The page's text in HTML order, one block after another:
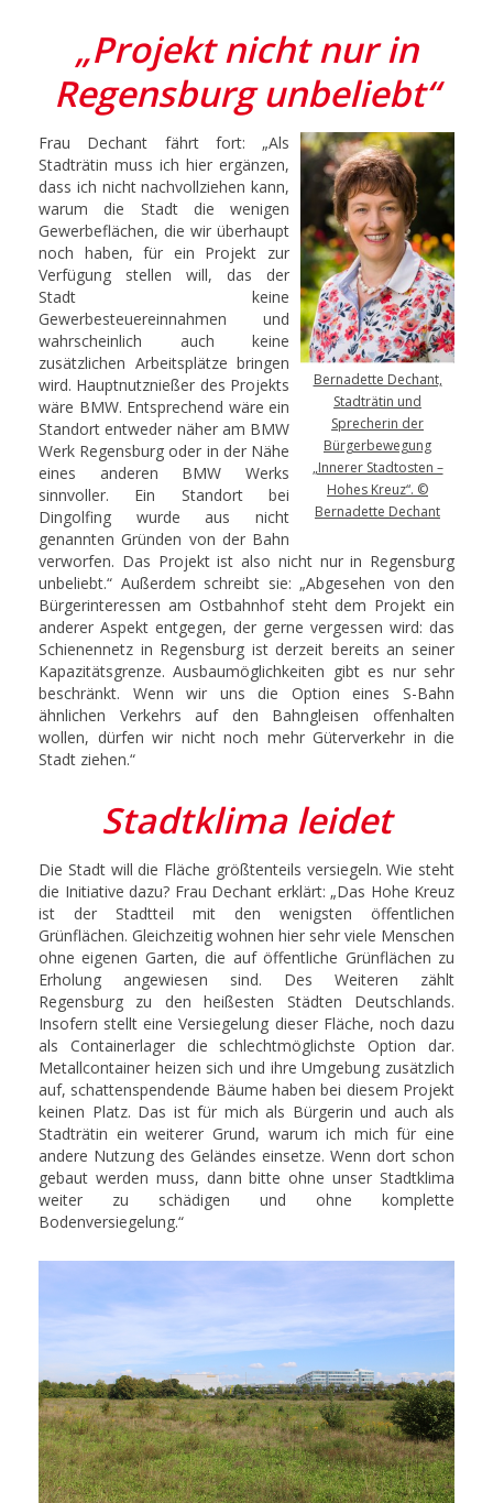
„Projekt nicht nur in
Regensburg unbeliebt“
Bernadette Dechant,
Stadträtin und
Sprecherin der
Bürgerbewegung
„Innerer Stadtosten –
Hohes Kreuz“. ©
Bernadette Dechant
Frau Dechant fährt fort: „Als
Stadträtin muss ich hier ergänzen,
dass ich nicht nachvollziehen kann,
warum die Stadt die wenigen
Gewerbeflächen, die wir überhaupt
noch haben, für ein Projekt zur
Verfügung stellen will, das der
Stadt keine
Gewerbesteuereinnahmen und
wahrscheinlich auch keine
zusätzlichen Arbeitsplätze bringen
wird. Hauptnutznießer des Projekts
wäre BMW. Entsprechend wäre ein
Standort entweder näher am BMW
Werk Regensburg oder in der Nähe
eines anderen BMW Werks
sinnvoller. Ein Standort bei
Dingolfing wurde aus nicht
genannten Gründen von der Bahn
verworfen. Das Projekt ist also nicht nur in Regensburg
unbeliebt.“ Außerdem schreibt sie: „Abgesehen von den
Bürgerinteressen am Ostbahnhof steht dem Projekt ein
anderer Aspekt entgegen, der gerne vergessen wird: das
Schienennetz in Regensburg ist derzeit bereits an seiner
Kapazitätsgrenze. Ausbaumöglichkeiten gibt es nur sehr
beschränkt. Wenn wir uns die Option eines S-Bahn
ähnlichen Verkehrs auf den Bahngleisen offenhalten
wollen, dürfen wir nicht noch mehr Güterverkehr in die
Stadt ziehen.“
Stadtklima leidet
Die Stadt will die Fläche größtenteils versiegeln. Wie steht
die Initiative dazu? Frau Dechant erklärt: „Das Hohe Kreuz
ist der Stadtteil mit den wenigsten öffentlichen
Grünflächen. Gleichzeitig wohnen hier sehr viele Menschen
ohne eigenen Garten, die auf öffentliche Grünflächen zu
Erholung angewiesen sind. Des Weiteren zählt
Regensburg zu den heißesten Städten Deutschlands.
Insofern stellt eine Versiegelung dieser Fläche, noch dazu
als Containerlager die schlechtmöglichste Option dar.
Metallcontainer heizen sich und ihre Umgebung zusätzlich
auf, schattenspendende Bäume haben bei diesem Projekt
keinen Platz. Das ist für mich als Bürgerin und auch als
Stadträtin ein weiterer Grund, warum ich mich für eine
andere Nutzung des Geländes einsetze. Wenn dort schon
gebaut werden muss, dann bitte ohne unser Stadtklima
weiter zu schädigen und ohne komplette
Bodenversiegelung.“